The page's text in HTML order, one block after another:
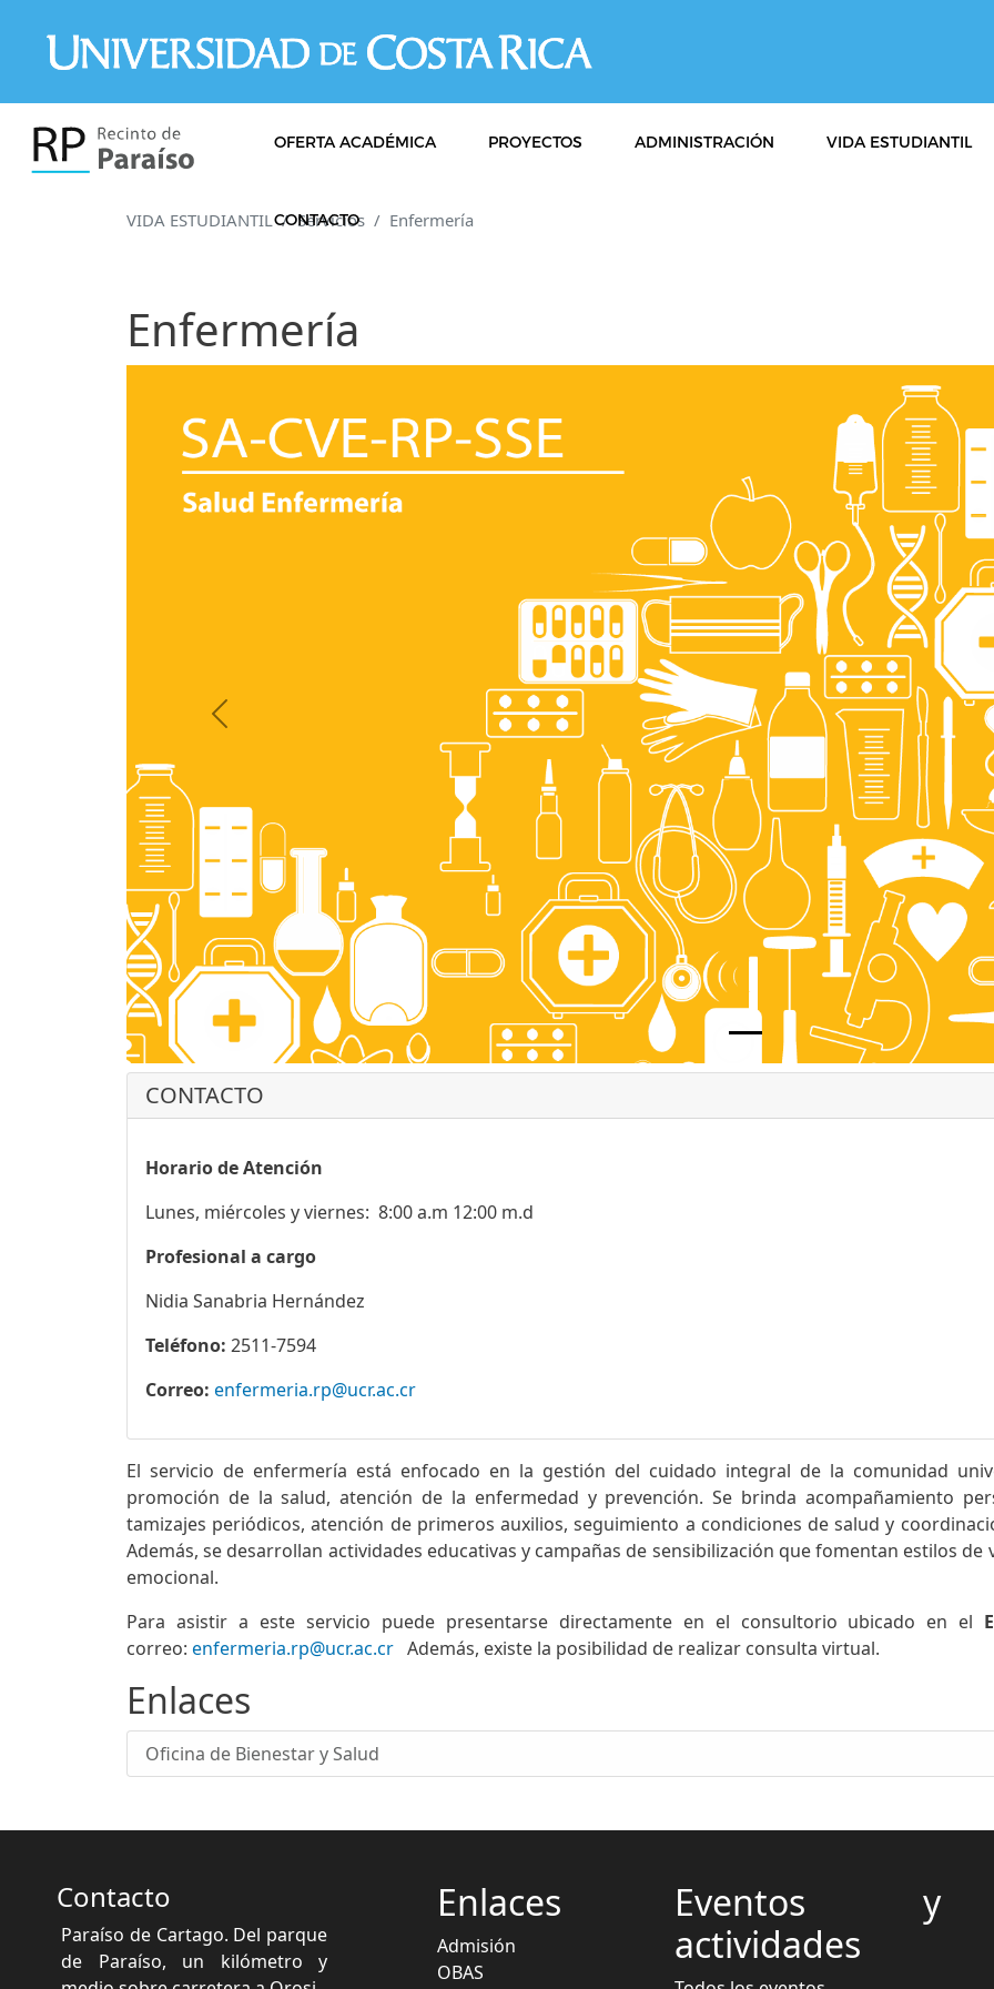
OFERTA ACADÉMICA PROYECTOS ADMINISTRACIÓN VIDA ESTUDIANTIL
CONTACTO
VIDA ESTUDIANTIL Servicios Enfermería
Enfermería
Previous
CONTACTO
Horario de Atención
Lunes, miércoles y viernes: 8:00 a.m 12:00 m.d
Profesional a cargo
Nidia Sanabria Hernández
Teléfono: 2511-7594
Correo: enfermeria.rp@ucr.ac.cr
El servicio de enfermería está enfocado en la gestión del cuidado integral de la comunidad
promoción de la salud, atención de la enfermedad y prevención. Se brinda acompañamiento
tamizajes periódicos, atención de primeros auxilios, seguimiento a condiciones de salud y
Además, se desarrollan actividades educativas y campañas de sensibilización que fomentan estilos
emocional.
Para asistir a este servicio puede presentarse directamente en el consultorio ubicado en el
correo: enfermeria.rp@ucr.ac.cr Además, existe la posibilidad de realizar consulta virtual.
Enlaces
Oficina de Bienestar y Salud
Contacto
Paraíso de Cartago. Del parque
de Paraíso, un kilómetro y
Enlaces
Admisión
OBAS
Eventos y
actividades